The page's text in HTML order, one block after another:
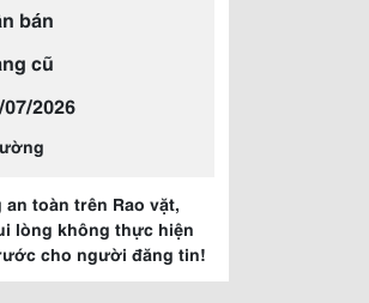
bán
cũ
07/2026
an toàn trên Rao vặt,
lòng không thực hiện
cho người đăng tin!